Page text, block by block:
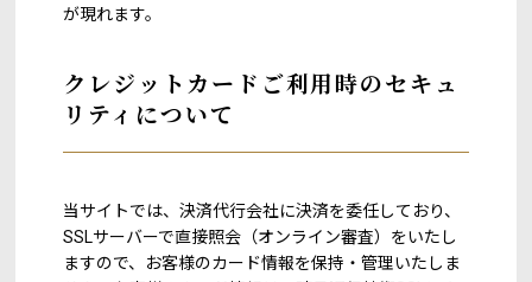
が現れます。
クレジットカードご利用時のセキュ
リティについて
当サイトでは、決済代行会社に決済を委任しており、
SSLサーバーで直接照会（オンライン審査）をいたし
ますので、お客様のカード情報を保持・管理いたしま